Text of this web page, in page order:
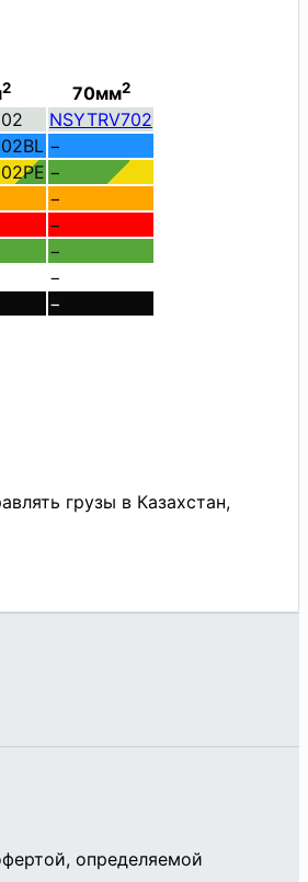
2 70мм2
NSYTRV702
−
−
−
−
−
−
−
определяемой